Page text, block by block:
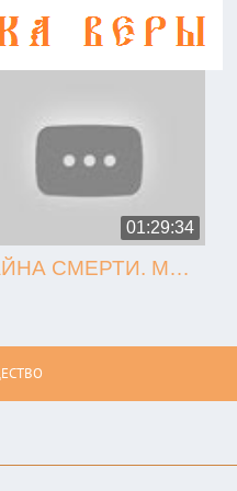
01:29:34
ТАЙНА СМЕРТИ. МЫТАРСТВА. ВОСКРЕСЕНИЕ (Олег Стеняев)